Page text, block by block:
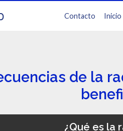
Contacto Inicio
de la
¿Qué es la